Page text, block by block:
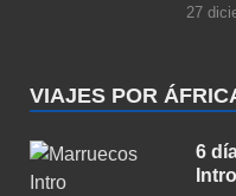
27
VIAJES POR
6